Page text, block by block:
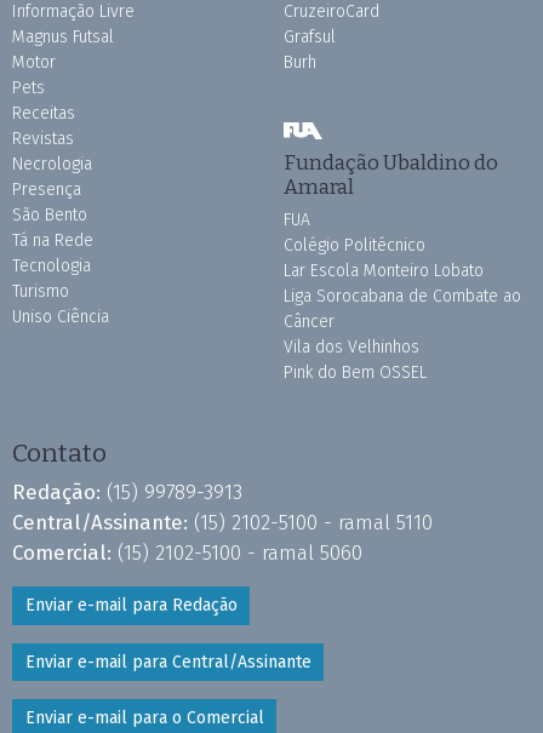
Informação Livre
Magnus Futsal
Motor
Pets
Receitas
Revistas
Necrologia
Presença
São Bento
Tá na Rede
Tecnologia
Turismo
Uniso Ciência
CruzeiroCard
Grafsul
Burh
Fundação Ubaldino do
Amaral
FUA
Colégio Politécnico
Lar Escola Monteiro Lobato
Liga Sorocabana de Combate ao
Câncer
Vila dos Velhinhos
Pink do Bem OSSEL
Contato
Redação: (15) 99789-3913
Central/Assinante: (15) 2102-5100 - ramal 5110
Comercial: (15) 2102-5100 - ramal 5060
Enviar e-mail para Redação
Enviar e-mail para Central/Assinante
Enviar e-mail para o Comercial